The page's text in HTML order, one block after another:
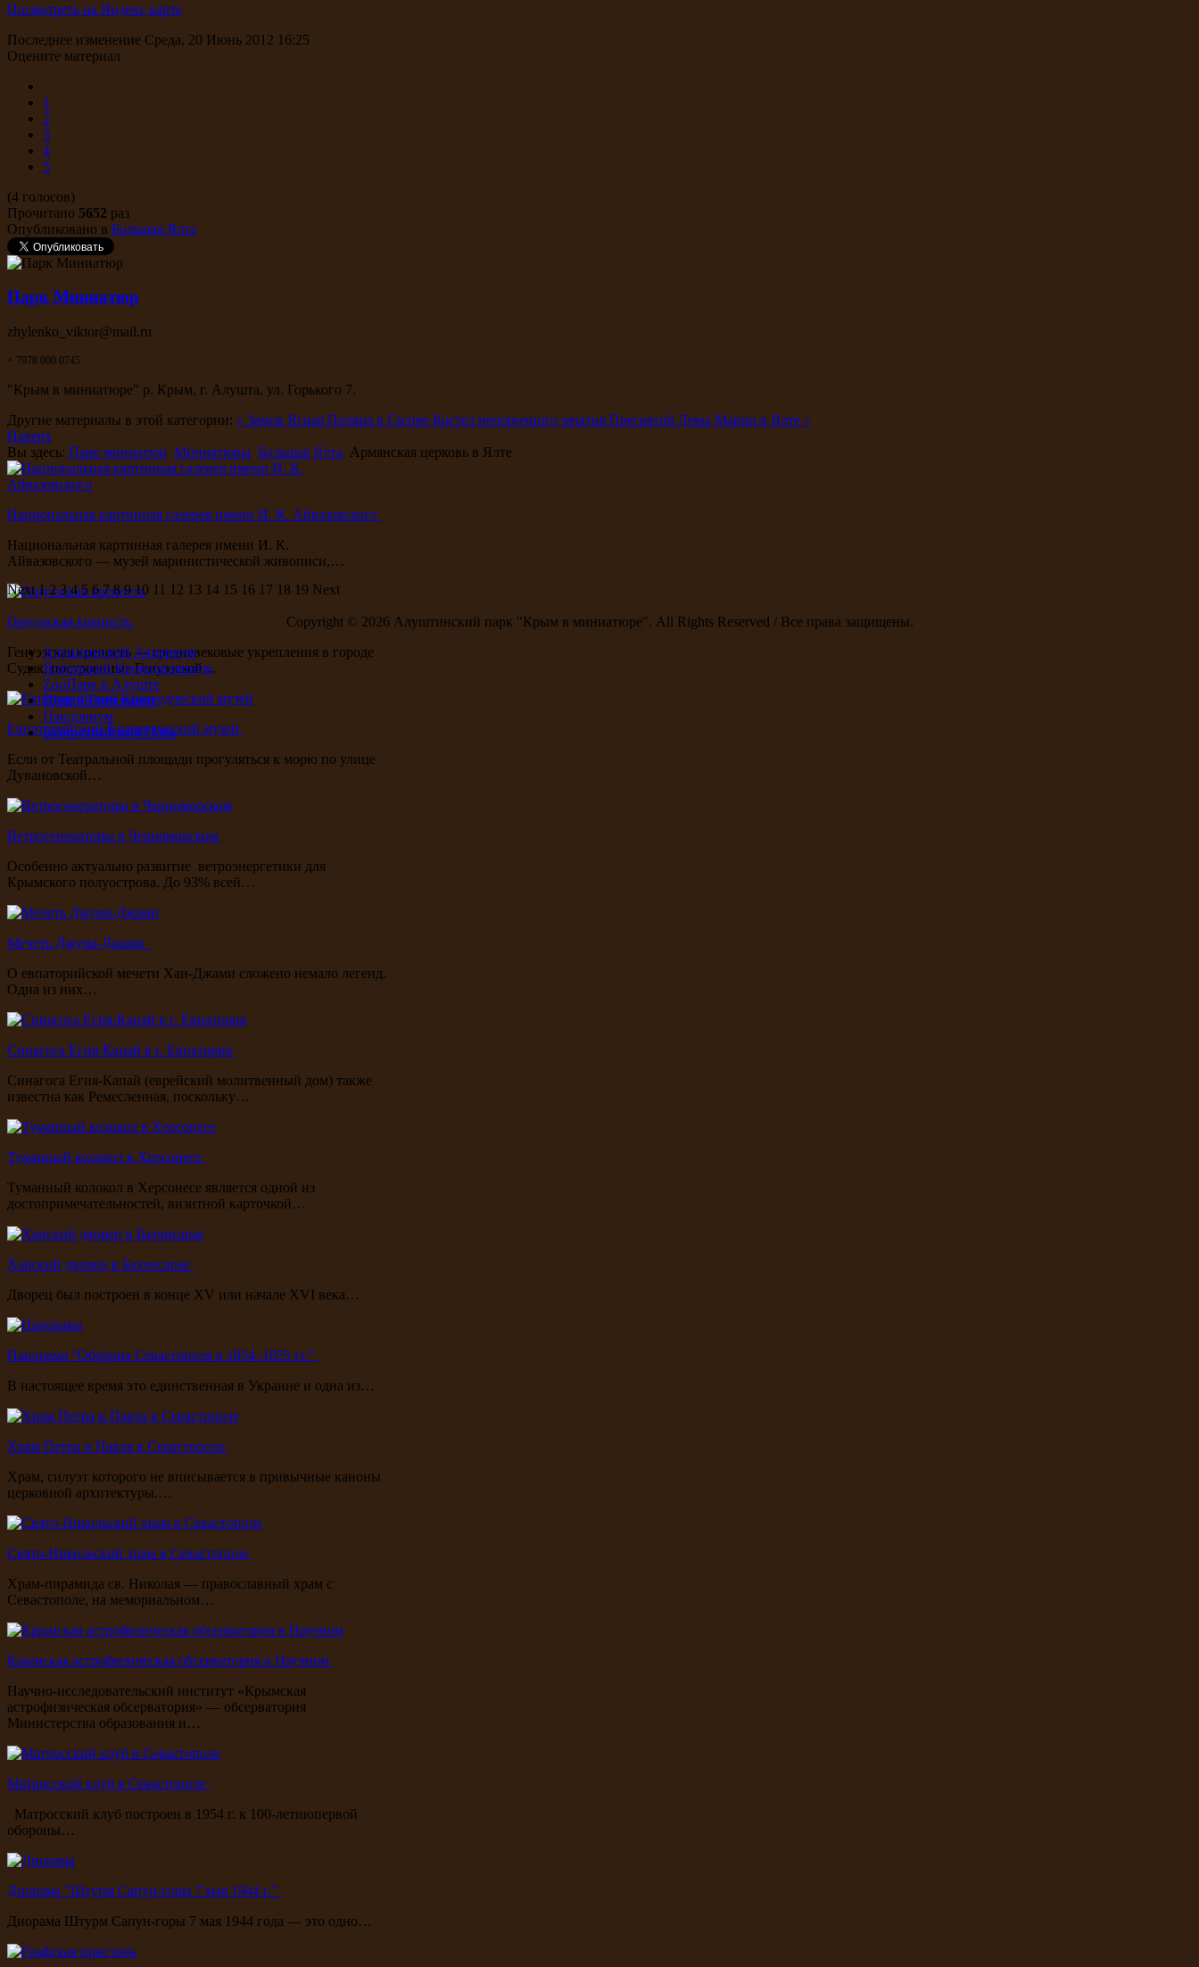
Посмотреть на Яндекс карте
Последнее изменение Среда, 20 Июнь 2012 16:25
Оцените материал
1
2
3
4
5
(4 голосов)
Прочитано 5652 раз
Опубликовано в Большая Ялта
Парк Миниатюр
zhylenko_viktor@mail.ru
+ 7978 000 0745
"Крым в миниатюре" р. Крым, г. Алушта, ул. Горького 7.
Другие материалы в этой категории: « Замок Ясная Поляна в Гаспре Костел непорочного зачатия Пресвятой Девы Марии в Ялте »
Наверх
Вы здесь: Парк миниатюр Миниатюры Большая Ялта Армянская церковь в Ялте
Национальная картинная галерея имени И. К. Айвазовского
Национальная картинная галерея имени И. К.
Айвазовского — музей маринистической живописи,…
Генуэзская крепость
Генуэзская крепость — средневековые укрепления в городе
Судак, построенные Генуэзской…
Евпаторийский Краеведческий музей
Если от Театральной площади прогуляться к морю по улице
Дувановской…
Ветрогенераторы в Черноморском
Особенно актуально развитие ветроэнергетики для
Крымского полуострова. До 93% всей…
Мечеть Джума-Джами
О евпаторийской мечети Хан-Джами сложено немало легенд.
Одна из них…
Синагога Егия-Капай в г. Евпатория
Синагога Егия-Капай (еврейский молитвенный дом) также
известна как Ремесленная, поскольку…
Туманный колокол в Херсонесе
Туманный колокол в Херсонесе является одной из
достопримечательностей, визитной карточкой…
Ханский дворец в Бахчисарае
Дворец был построен в конце XV или начале XVI века…
Панорама "Оборона Севастополя в 1854–1855 гг."
В настоящее время это единственная в Украине и одна из…
Храм Петра и Павла в Севастополе
Храм, силуэт которого не вписывается в привычные каноны
церковной архитектуры.…
Свято-Никольский храм в Севастополе
Храм-пирамида св. Николая — православный храм с
Севастополе, на мемориальном…
Крымская астрофизическая обсерватория в Научном
Научно-исследовательский институт «Крымская
астрофизическая обсерватория» — обсерватория
Министерства образования и…
Матросский клуб в Севастополе
Матросский клуб построен в 1954 г. к 100-летиюпервой
обороны…
Диорама "Штурм Сапун-горы 7 мая 1944 г."
Диорама Штурм Сапун-горы 7 мая 1944 года — это одно…
Next12345678910 11 12 13 14 15 16 17 18 19 Next
Copyright © 2026 Алуштинский парк "Крым в миниатюре". All Rights Reserved / Все права защищены.
Алуштинский Аквариум
Ялтинский Крокодиляриум
ZooПарк в Алуште
Парк в Евпатории
Пандориум
Бахчисарайский Парк